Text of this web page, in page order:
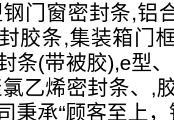
门窗密封条,铝
胶条,集装箱门
条(带被胶),e型
乙烯密封条、,
秉承“顾客至上